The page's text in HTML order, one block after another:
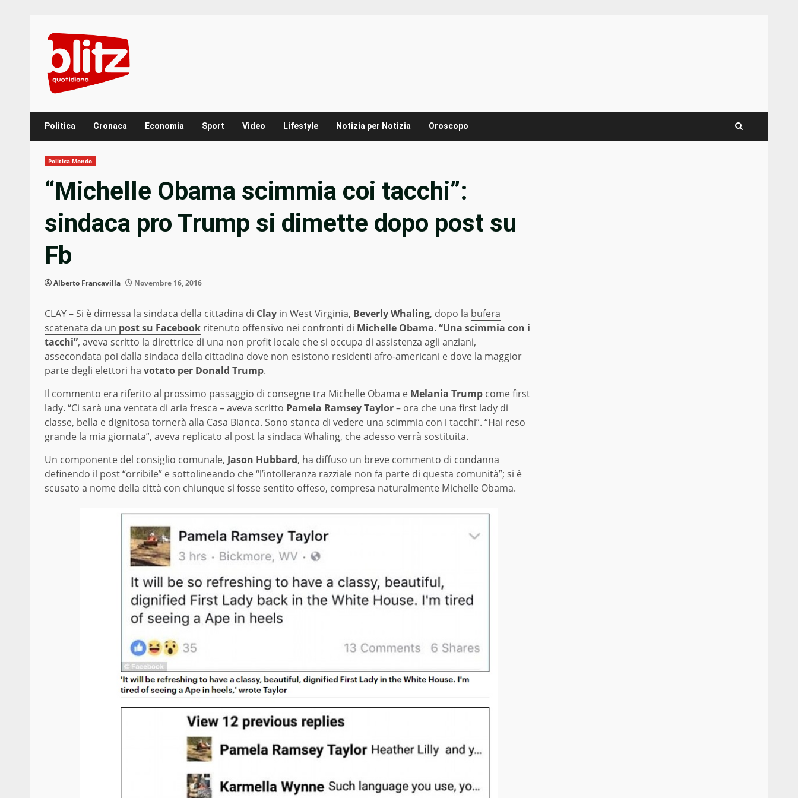
content
Politica Cronaca Economia Sport Video Lifestyle Notizia per Notizia Oroscopo
Politica Mondo
“Michelle Obama scimmia coi tacchi”:
sindaca pro Trump si dimette dopo post su
Fb
Alberto Francavilla Novembre 16, 2016
CLAY – Si è dimessa la sindaca della cittadina di Clay in West Virginia, Beverly Whaling, dopo la bufera
scatenata da un post su Facebook ritenuto offensivo nei confronti di Michelle Obama. “Una scimmia con i
tacchi”, aveva scritto la direttrice di una non profit locale che si occupa di assistenza agli anziani,
assecondata poi dalla sindaca della cittadina dove non esistono residenti afro-americani e dove la maggior
parte degli elettori ha votato per Donald Trump.
Il commento era riferito al prossimo passaggio di consegne tra Michelle Obama e Melania Trump come first
lady. “Ci sarà una ventata di aria fresca – aveva scritto Pamela Ramsey Taylor– ora che una first lady di
classe, bella e dignitosa tornerà alla Casa Bianca. Sono stanca di vedere una scimmia con i tacchi”. “Hai reso
grande la mia giornata”, aveva replicato al post la sindaca Whaling, che adesso verrà sostituita.
Un componente del consiglio comunale, Jason Hubbard, ha diffuso un breve commento di condanna
definendo il post “orribile” e sottolineando che “l’intolleranza razziale non fa parte di questa comunità”; si è
scusato a nome della città con chiunque si fosse sentito offeso, compresa naturalmente Michelle Obama.